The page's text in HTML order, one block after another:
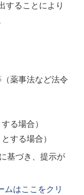
することにより
薬事法など法令
る場合）
する場合）
基づき、提示が
ムはここをクリ